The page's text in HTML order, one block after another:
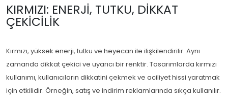
KIRMIZI: ENERJI, TUTKU, DIKKAT
ÇEKICILIK
Kırmızı, yüksek enerji, tutku ve heyecan ile ilişkilendirilir. Aynı
zamanda dikkat çekici ve uyarıcı bir renktir. Tasarımlarda kırmızı
kullanımı, kullanıcıların dikkatini çekmek ve aciliyet hissi yaratmak
için etkilidir. Örneğin, satış ve indirim reklamlarında sıkça kullanılır.